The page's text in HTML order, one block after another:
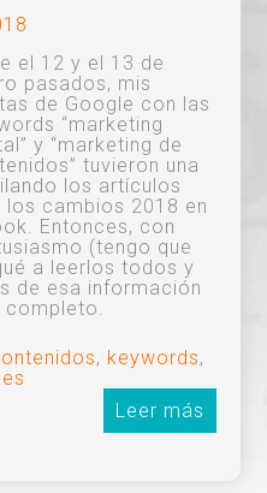
el 12 y el 13 de
pasados, mis
de Google con las
“marketing
y “marketing de
tuvieron una
los artículos
cambios 2018 en
Entonces, con
(tengo que
a leerlos todos y
de esa información
completo.
, keywords,
Leer más